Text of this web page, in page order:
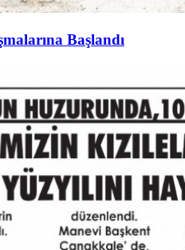
Başlandı